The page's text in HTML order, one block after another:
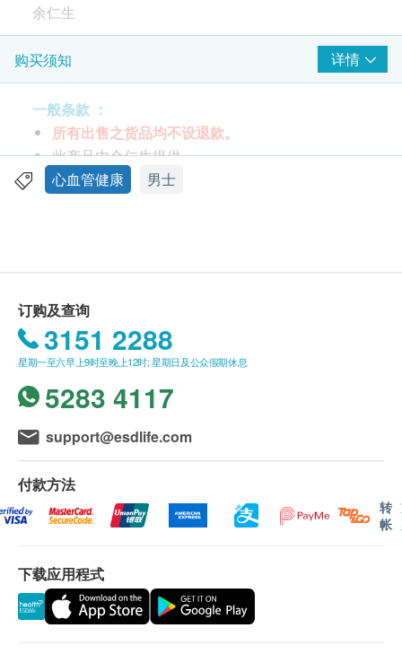
余仁生
包装规格
每瓶60粒 / 每粒375毫克
特性及功效
余仁生降醇宝胶囊有别于市场上其他红麴产品，在
处理红麴过程中特别采用科研机构证实并首创之
ZEROTOXTM专利技术。该专利技术有效去除红麴
红麴是大米和红麴菌共同发酵的天然食品，含有可
抑制胆固醇合成的莫纳可林；而发酵纳豆粉则是黄
豆和纳豆菌共同发酵的天然食品，含天然血栓溶解
素，尤适合关注胆固醇健康之人士服用。
服用方法
每日1-2粒，餐后以温水送服。
红麴米，明胶，发酵纳豆粉
物，蛋类，鱼类，花生，大豆，奶类，木本坚果及坚
果制品。)
购买须知 详情
一般条款 ：
所有出售之货品均不设退款。
此产品由余仁生提供。
如有任何争议，余仁生及健康网购health.ESDlife
费。
我们将于确定订单后2-4个工作天内安排发货。
不排除运送时间会因节日而有所影响。 当八号烈
风讯号悬挂或黑色暴雨警告生效时，送货服务时间
将会延迟。
所有订单须视乎相关货品的供应情况再作最后确
认。 倘若健康网购health.ESDlife未能提供任何订
单上的货品，健康网购health.ESDlife有权拒绝接
受该订单，并且会于送货前透过电话或电邮通知顾
客再作安排。
保用条款 ：
货品质量保证，于顾客收到产品当日起计，使用
期应最少有12个月或以上。(1包装滴鸡精属短期货
心血管健康 男士
订购及查询
3151 2288
星期一至六早上9时至晚上12时; 星期日及公众假期休息
5283 4117
support@esdlife.com
付款方法
转
帐
下载应用程式